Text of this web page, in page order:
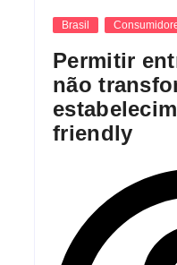
Brasil
Permitir
não
friendly